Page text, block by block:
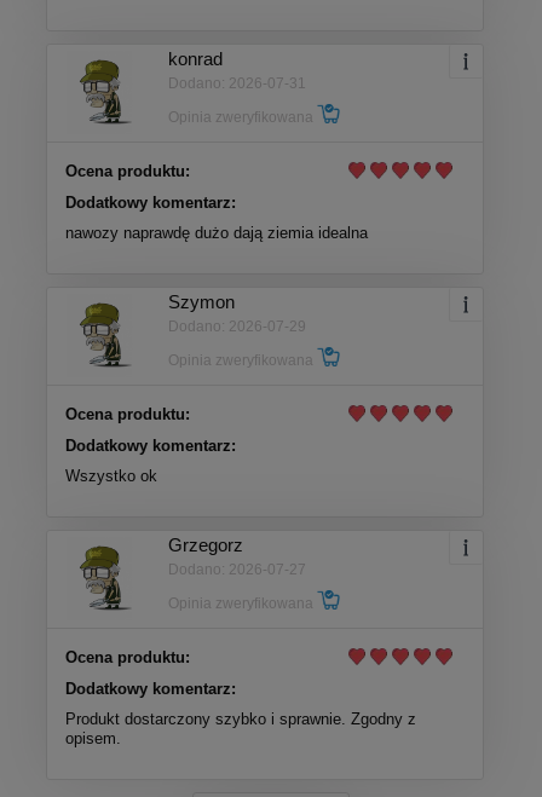
konrad
Dodano: 2026-07-31
Opinia zweryfikowana
Ocena produktu:
Dodatkowy komentarz:
nawozy naprawdę dużo dają ziemia idealna
Szymon
Dodano: 2026-07-29
Opinia zweryfikowana
Ocena produktu:
Dodatkowy komentarz:
Wszystko ok
Grzegorz
Dodano: 2026-07-27
Opinia zweryfikowana
Ocena produktu:
Dodatkowy komentarz:
Produkt dostarczony szybko i sprawnie. Zgodny z
opisem.